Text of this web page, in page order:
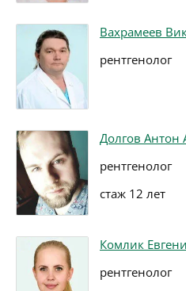
Вахрамеев
рентгенолог
Долгов Антон
рентгенолог
стаж 12 лет
Комлик
рентгенолог